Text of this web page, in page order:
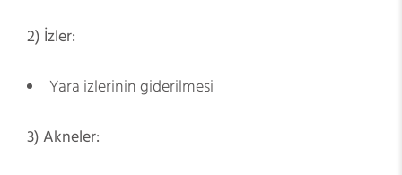
2) İzler:
Yara izlerinin giderilmesi
3) Akneler: